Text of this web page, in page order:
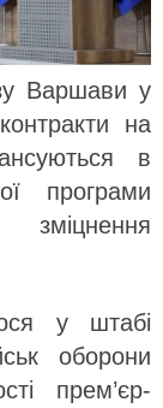
Варшави у
на
в
програми
у штабі
оборони
прем’єр-